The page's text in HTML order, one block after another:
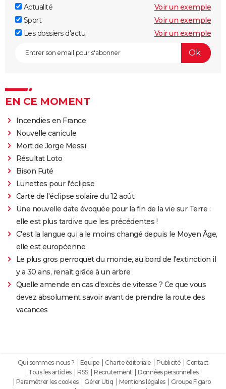
Actualité
Voir un exemple
Sport
Voir un exemple
Les dossiers d'actu
Voir un exemple
EN CE MOMENT
Incendies en France
Nouvelle canicule
Mort de Jorge Messi
Résultat Loto
Bison Futé
Lunettes pour l'éclipse
Carte de l'éclipse solaire du 12 août
Une nouvelle date évoquée pour la fin de la vie sur Terre :
elle est plus tardive que les précédentes !
C'est la langue qui a le moins changé depuis le Moyen Âge,
elle est européenne
Le plus gros perroquet du monde, au bord de l'extinction il
y a 30 ans, renaît grâce à un arbre
Quelle amende en cas d'excès de vitesse ? Ce que vous
devez absolument savoir avant de prendre la route des
vacances
Qui sommes-nous ? Equipe Charte éditoriale Publicité
Contact
Tous les articles
RSS Recrutement
Données personnelles
Paramétrer les cookies
Gérer Utiq Mentions légales
Groupe Figaro